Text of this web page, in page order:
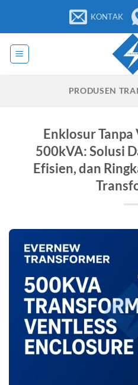
konten
KONTAK
PRODUSEN
Enklosur
500kVA: Solusi
Efisien, dan